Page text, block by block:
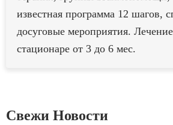
известная программа 12 шагов,
досуговые мероприятия.
стационаре от 3 до 6 мес.
Свежи Новости